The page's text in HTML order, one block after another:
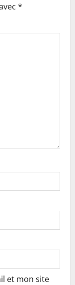
*
et mon site